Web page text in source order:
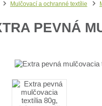
Mulčovací a ochranné textílie
PEVNÁ